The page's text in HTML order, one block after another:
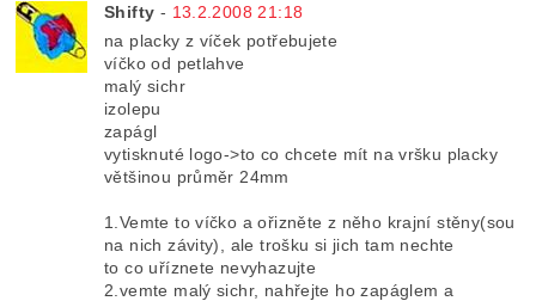
Shifty - 13.2.2008 21:18
na placky z víček potřebujete
víčko od petlahve
malý sichr
izolepu
zapágl
vytisknuté logo->to co chcete mít na vršku placky
většinou průměr 24mm
1.Vemte to víčko a ořizněte z něho krajní stěny(sou
na nich závity), ale trošku si jich tam nechte
to co uříznete nevyhazujte
2.vemte malý sichr, nahřejte ho zapáglem a